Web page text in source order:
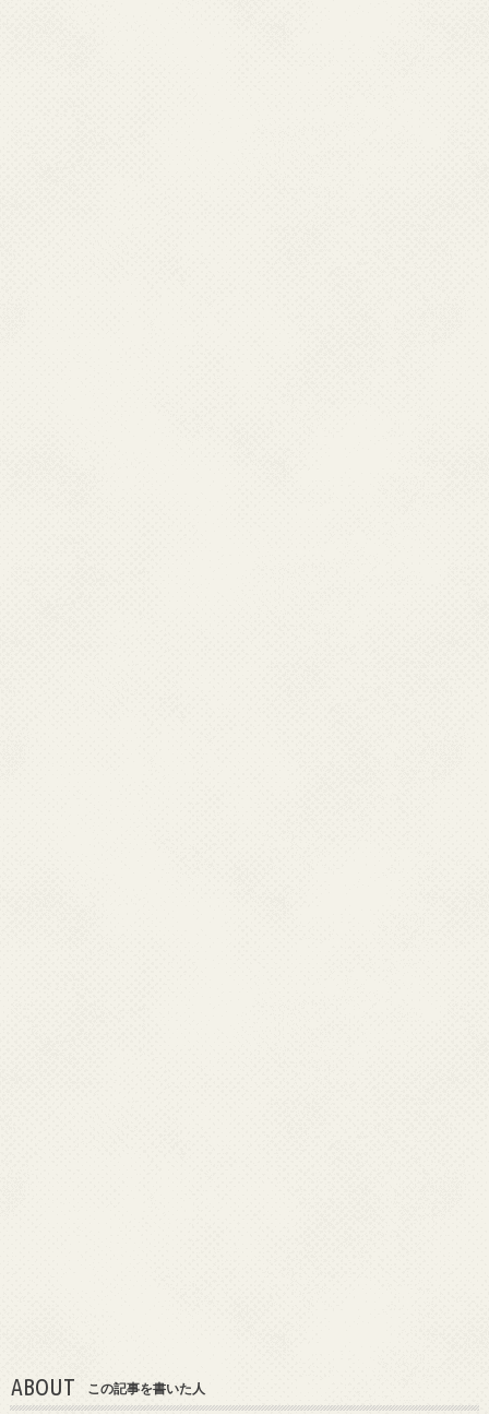
ABOUT この記事を書いた人